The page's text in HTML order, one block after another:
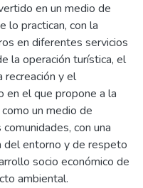
en un medio de
lo practican, con la
en diferentes servicios
la operación turística, el
recreación y el
en el que propone a la
un medio de
con una
del entorno y de respeto
socio económico de
ambiental.